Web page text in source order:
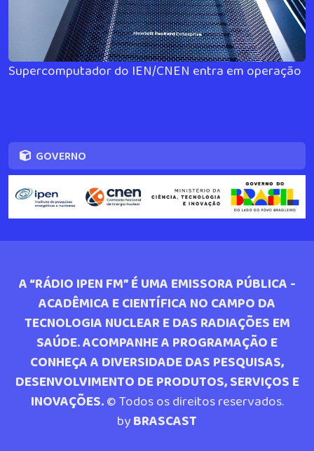
Supercomputador do IEN/CNEN entra em operação
GOVERNO
A “RÁDIO IPEN FM” É UMA EMISSORA PÚBLICA -
ACADÊMICA E CIENTÍFICA NO CAMPO DA
TECNOLOGIA NUCLEAR E DAS RADIAÇÕES EM
SAÚDE. ACOMPANHE A PROGRAMAÇÃO E
CONHEÇA A DIVERSIDADE DAS PESQUISAS,
DESENVOLVIMENTO DE PRODUTOS, SERVIÇOS E
INOVAÇÕES.© Todos os direitos reservados.
byBRASCAST